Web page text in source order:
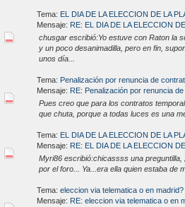
Tema: EL DIA DE LA ELECCION DE LA
Mensaje: RE: EL DIA DE LA ELECCION
chusgar escribió:Yo estuve con Raton la
y un poco desanimadilla, pero en fin,
unos día...
Tema: Penalización por renuncia de
Mensaje: RE: Penalización por renuncia
Pues creo que para los contratos
que chuta, porque a todas luces es una
Tema: EL DIA DE LA ELECCION DE LA
Mensaje: RE: EL DIA DE LA ELECCION
Myri86 escribió:chicassss una
por el foro... Ya...era ella quien estaba de
Tema: eleccion via telematica o en madrid?
Mensaje: RE: eleccion via telematica o en